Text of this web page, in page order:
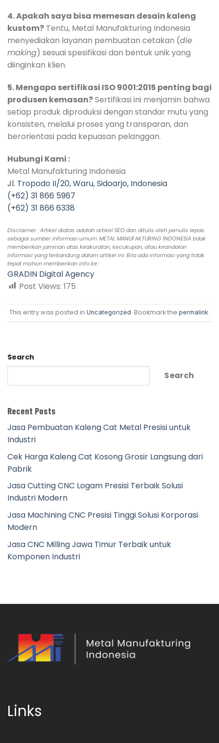
4. Apakah saya bisa memesan desain kaleng
kustom? Tentu, Metal Manufakturing Indonesia
menyediakan layanan pembuatan cetakan (die
making) sesuai spesifikasi dan bentuk unik yang
diinginkan klien.
5. Mengapa sertifikasi ISO 9001:2015 penting bagi
produsen kemasan?Sertifikasi ini menjamin bahwa
setiap produk diproduksi dengan standar mutu yang
konsisten, melalui proses yang transparan, dan
berorientasi pada kepuasan pelanggan.
Hubungi Kami :
Metal Manufakturing Indonesia
Jl. Tropodo II/20, Waru, Sidoarjo, Indonesia
(+62) 31 866 5967
(+62) 31 866 6338
Disclaimer : Artikel diatas adalah artikel SEO dan ditulis oleh penulis lepas
sebagai sumber informasi umum. METAL MANUFAKTURING INDONESIA tidak
memberikan jaminan atas keakuratan, kecukupan, atau keandalan
informasi yang terkandung dalam artikel ini. Bila ada informasi yang tidak
tepat mohon memberikan info ke :
GRADIN Digital Agency
Post Views: 175
This entry was posted in Uncategorized. Bookmark the permalink.
Search
Search
Recent Posts
Jasa Pembuatan Kaleng Cat Metal Presisi untuk
Industri
Cek Harga Kaleng Cat Kosong Grosir Langsung dari
Pabrik
Jasa Cutting CNC Logam Presisi Terbaik Solusi
Industri Modern
Jasa Machining CNC Presisi Tinggi Solusi Korporasi
Modern
Jasa CNC Milling Jawa Timur Terbaik untuk
Komponen Industri
Links